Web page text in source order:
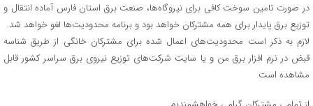
در صورت تامین سوخت کافی برای نیروگاه‌ها، صنعت برق استان فارس آماده انتقال و
توزیع برق پایدار برای همه مشترکان خواهد بود و برنامه محدودیت‌ها لغو خواهد شد.
لازم به ذکر است محدودیت‌های اعمال شده برای مشترکان خانگی از طریق شناسه
قبض در نرم افزار برق من و یا سایت شرکت‌های توزیع نیروی برق سراسر کشور قابل
مشاهده است.